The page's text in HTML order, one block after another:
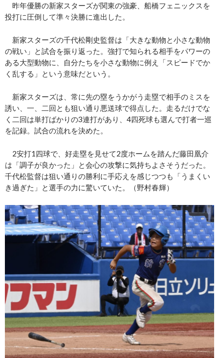
昨年優勝の新家スターズが関東の強豪、船橋フェニックスを
投打に圧倒して準々決勝に進出した。
新家スターズの千代松剛史監督は「大きな動物と小さな動物
の戦い」と試合を振り返った。強打で知られる相手をパワーの
ある大型動物に、自分たちを小さな動物に例え「スピードでか
く乱する」という意味だという。
新家スターズは、常に先の塁をうかがう走塁で相手のミスを
誘い、一、二回とも狙い通り悪送球で得点した。走るだけでな
く二回は単打ばかりの3連打があり、4四死球も選んで打者一巡
を記録。試合の流れを決めた。
2安打1四球で、好走塁を見せて2度ホームを踏んだ藤田凰介
は「調子が良かった」と会心の攻撃に気持ちよさそうだった。
千代松監督は狙い通りの勝利に手応えを感じつつも「うまくい
き過ぎた」と選手の力に驚いていた。（野村春輝）